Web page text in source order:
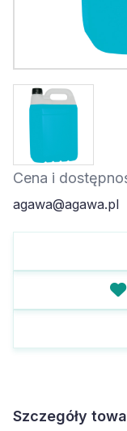
Cena i
agawa@agawa.pl
Szczegóły